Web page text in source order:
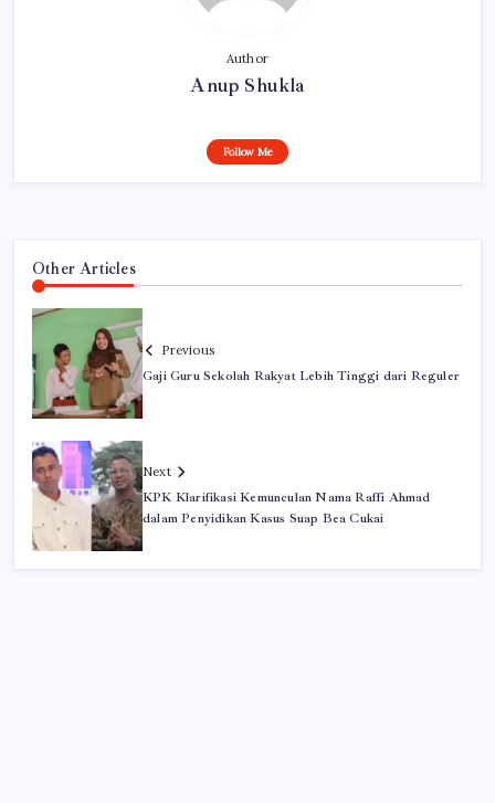
Author
Anup Shukla
Follow Me
Other Articles
Previous
Gaji Guru Sekolah Rakyat Lebih Tinggi dari Reguler
Next
KPK Klarifikasi Kemunculan Nama Raffi Ahmad
dalam Penyidikan Kasus Suap Bea Cukai